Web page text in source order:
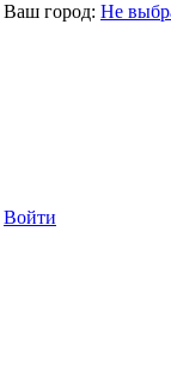
Ваш город: Не
Войти